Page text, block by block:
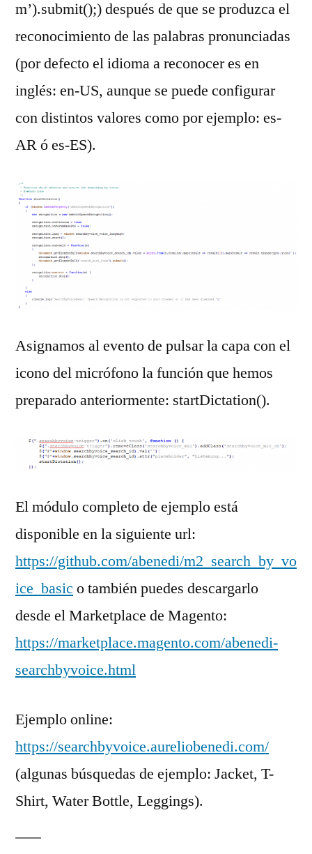
m’).submit();) después de que se produzca el
reconocimiento de las palabras pronunciadas
(por defecto el idioma a reconocer es en
inglés: en-US, aunque se puede configurar
con distintos valores como por ejemplo: es-
AR ó es-ES).
Asignamos al evento de pulsar la capa con el
icono del micrófono la función que hemos
preparado anteriormente: startDictation().
El módulo completo de ejemplo está
disponible en la siguiente url:
https://github.com/abenedi/m2_search_by_vo
ice_basic o también puedes descargarlo
desde el Marketplace de Magento:
https://marketplace.magento.com/abenedi-
searchbyvoice.html
Ejemplo online:
https://searchbyvoice.aureliobenedi.com/
(algunas búsquedas de ejemplo: Jacket, T-
Shirt, Water Bottle, Leggings).